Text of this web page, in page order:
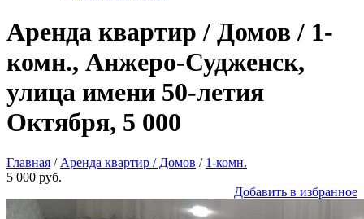
Аренда квартир / Домов / 1-
комн., Анжеро-Судженск,
улица имени 50-летия
Октября, 5 000
Главная / Аренда квартир / Домов / 1-комн.
5 000 руб.
Добавить в избранное